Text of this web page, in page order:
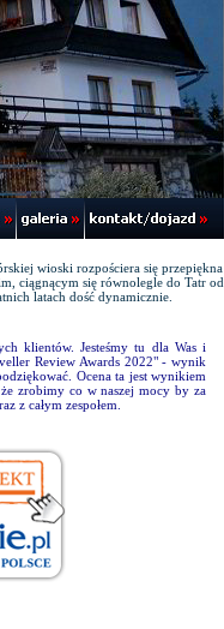
wioski rozpościera się przepiękna
ciągnącym się równolegle do Tatr od
latach dość dynamicznie.
klientów. Jesteśmy tu dla Was i
Review Awards 2022" - wynik
Ocena ta jest wynikiem
zrobimy co w naszej mocy by za
z całym zespołem.